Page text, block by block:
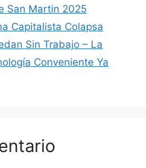
San Martin 2025
Capitalista Colapsa
Sin Trabajo – La
Conveniente Ya